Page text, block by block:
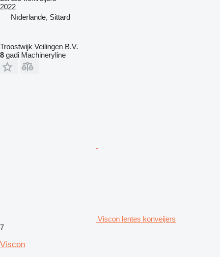
2022
Nīderlande, Sittard
Troostwijk Veilingen B.V.
8 gadi Machineryline
Viscon lentes konveijers
7
Viscon